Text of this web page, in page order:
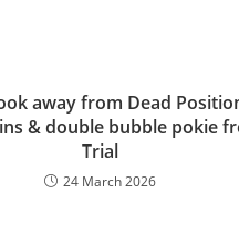
away from Dead
& double bubble pokie
Trial
24 March 2026